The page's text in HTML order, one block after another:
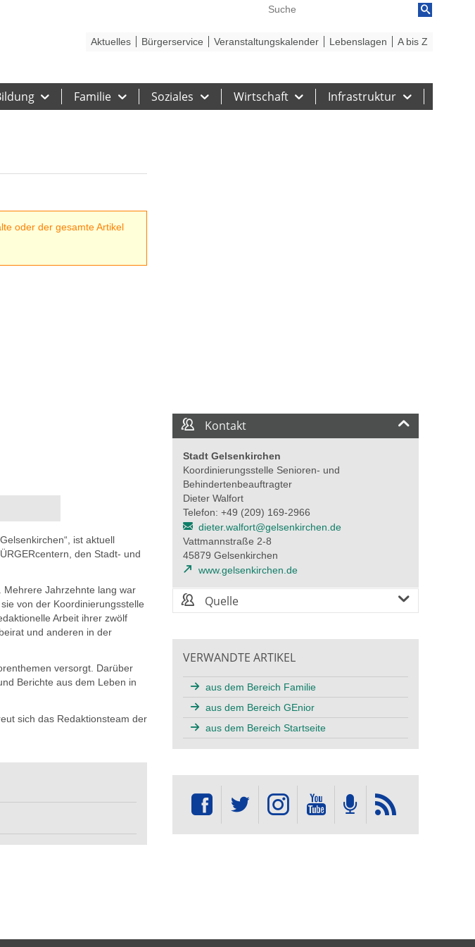
Familie Soziales Wirtschaft Infrastruktur
Aktuelles Bürgerservice Veranstaltungskalender Lebenslagen A bis Z
oder der gesamte Artikel
ist aktuell
den Stadt- und
Mehrere Jahrzehnte lang war
von der Koordinierungsstelle
Arbeit ihrer zwölf
und anderen in der
versorgt. Darüber
Berichte aus dem Leben in
sich das Redaktionsteam der
Kontakt
Stadt Gelsenkirchen
Koordinierungsstelle Senioren- und
Behindertenbeauftragter
Dieter Walfort
Telefon: +49 (209) 169-2966
dieter.walfort@gelsenkirchen.de
Vattmannstraße 2-8
45879 Gelsenkirchen
www.gelsenkirchen.de
Quelle
VERWANDTE ARTIKEL
aus dem Bereich Familie
aus dem Bereich GEnior
aus dem Bereich Startseite